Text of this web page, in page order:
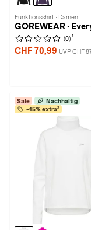
Funktionsshirt · Damen
GOREWEAR ·
(0) 1
CHF 70,99 UVP CHF
Sale
Nachhaltig
-15% extra²